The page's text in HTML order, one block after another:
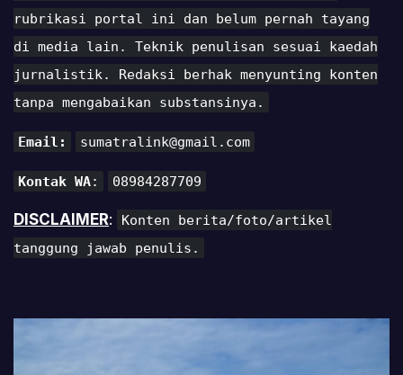
rubrikasi portal ini dan belum pernah tayang
di media lain. Teknik penulisan sesuai kaedah
jurnalistik. Redaksi berhak menyunting konten
tanpa mengabaikan substansinya.
Email: sumatralink@gmail.com
Kontak WA: 08984287709
DISCLAIMER:
Konten berita/foto/artikel
tanggung jawab penulis.